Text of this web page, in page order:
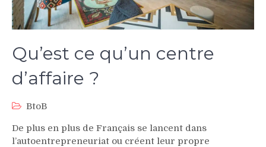
Qu’est ce qu’un centre
d’affaire ?
BtoB
De plus en plus de Français se lancent dans
l’autoentrepreneuriat ou créent leur propre